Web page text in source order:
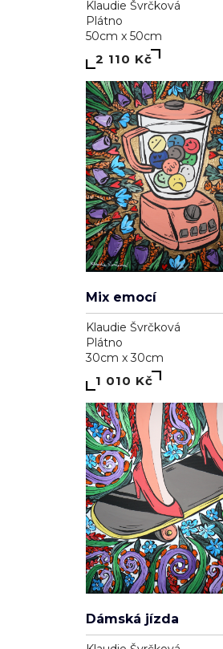
Klaudie Švrčková
Plátno
40cm x 40cm
1 710 Kč
Život
Daria N
Plátno
90cm x 100cm
97 000 Kč
Víra